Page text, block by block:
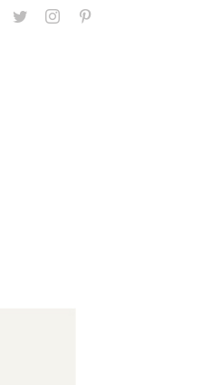
Facebook
TwitterInstagram